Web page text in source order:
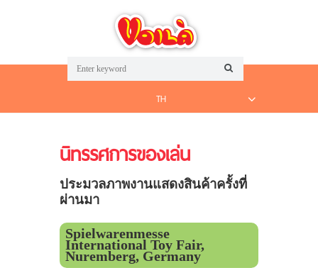
TH
นิทรรศการของเล่น
ประมวลภาพงานแสดงสินค้าครั้งที่
ผ่านมา
Spielwarenmesse
International Toy Fair,
Nuremberg, Germany